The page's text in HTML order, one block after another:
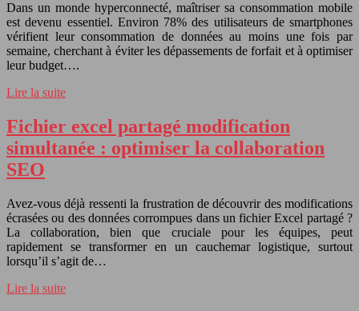
Dans un monde hyperconnecté, maîtriser sa consommation mobile
est devenu essentiel. Environ 78% des utilisateurs de smartphones
vérifient leur consommation de données au moins une fois par
semaine, cherchant à éviter les dépassements de forfait et à optimiser
leur budget….
Lire la suite
Fichier excel partagé modification
simultanée : optimiser la collaboration
SEO
Avez-vous déjà ressenti la frustration de découvrir des modifications
écrasées ou des données corrompues dans un fichier Excel partagé ?
La collaboration, bien que cruciale pour les équipes, peut
rapidement se transformer en un cauchemar logistique, surtout
lorsqu’il s’agit de…
Lire la suite